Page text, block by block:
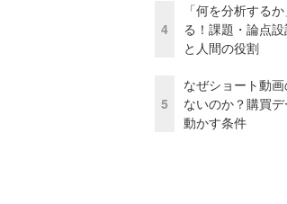
4
「何を分析する
る！課題・論点
と人間の役割
5
なぜショート動
ないのか？購買
動かす条件